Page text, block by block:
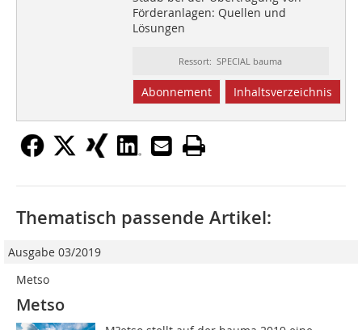
Förderanlagen: Quellen und
Lösungen
Ressort: SPECIAL bauma
Abonnement Inhaltsverzeichnis
Thematisch passende Artikel:
Ausgabe 03/2019
Metso
Metso